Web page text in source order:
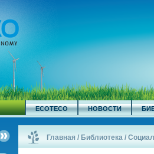
ECOTECO НОВОСТИ
Главная / Библиотека /